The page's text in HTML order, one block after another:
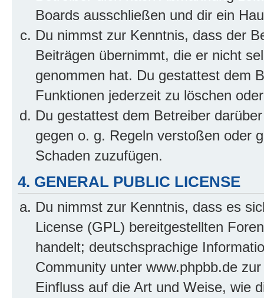
Boards ausschließen und dir ein
Du nimmst zur Kenntnis, dass der
Beiträgen übernimmt, die er nicht
genommen hat. Du gestattest dem
Funktionen jederzeit zu löschen
Du gestattest dem Betreiber
gegen o. g. Regeln verstoßen oder
Schaden zuzufügen.
4. GENERAL PUBLIC LICENSE
Du nimmst zur Kenntnis, dass es
License (GPL) bereitgestellten
handelt; deutschsprachige
Community unter www.phpbb.de
Einfluss auf die Art und Weise, wie